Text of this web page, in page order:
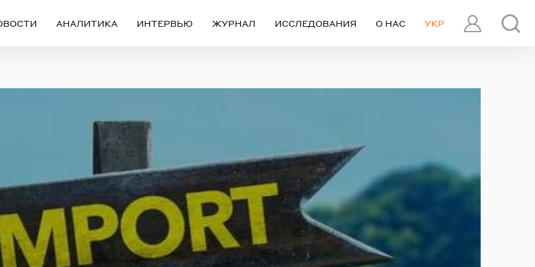
ПРОФИЛЬ
УКР
АНАЛИТИКА ИНТЕРВЬЮ ЖУРНАЛ ИССЛЕДОВАНИЯ О НАС
ЧЕРЕЗ СОЦИАЛЬНЫЕ СЕТИ
FACEBOOK GOOGLE
ИЛИ